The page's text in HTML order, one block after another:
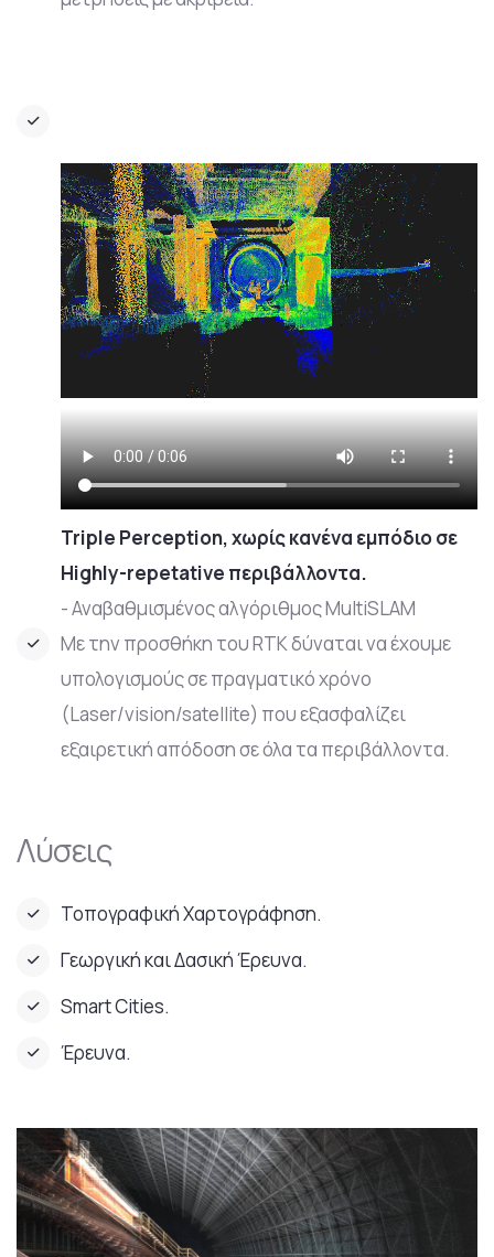
Triple Perception, χωρίς κανένα εμπόδιο σε
Highly-repetative περιβάλλοντα.
- Αναβαθμισμένος αλγόριθμος MultiSLAM
Με την προσθήκη του RTK δύναται να έχουμε
υπολογισμούς σε πραγματικό χρόνο
(Laser/vision/satellite) που εξασφαλίζει
εξαιρετική απόδοση σε όλα τα περιβάλλοντα.
Λύσεις
Τοπογραφική Χαρτογράφηση.
Γεωργική και Δασική Έρευνα.
Smart Cities.
Έρευνα.